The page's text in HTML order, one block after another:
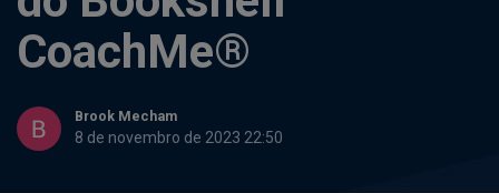
CoachMe®
Brook Mecham
8 de novembro de 2023 22:50